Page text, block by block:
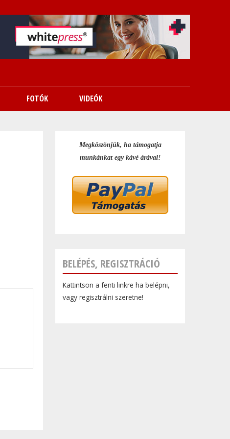
FOTÓK VIDEÓK
Megköszönjük, ha támogatja
munkánkat egy kávé árával!
BELÉPÉS, REGISZTRÁCIÓ
Kattintson a fenti linkre ha belépni,
vagy regisztrálni szeretne!